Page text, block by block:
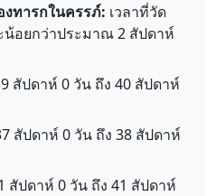
ทารกในครรภ์: เวลาที่วัด
น้อยกว่าประมาณ 2 สัปดาห์
สัปดาห์ 0 วัน ถึง 40 สัปดาห์
สัปดาห์ 0 วัน ถึง 38 สัปดาห์
สัปดาห์ 0 วัน ถึง 41 สัปดาห์